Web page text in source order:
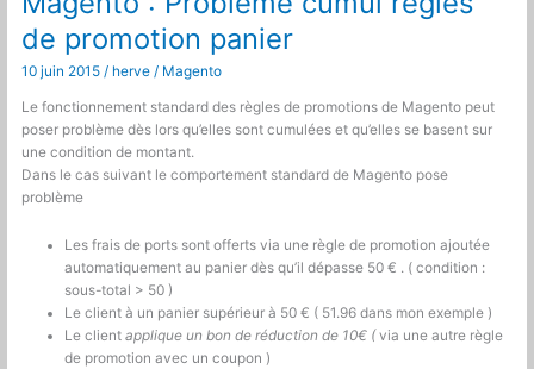
sur
les
commentaires
produits
de promotion panier
10 juin 2015/ herve/ Magento
Le fonctionnement standard des règles de promotions de Magento peut
poser problème dès lors qu’elles sont cumulées et qu’elles se basent sur
une condition de montant.
Dans le cas suivant le comportement standard de Magento pose
problème
Les frais de ports sont offerts via une règle de promotion ajoutée
automatiquement au panier dès qu’il dépasse 50 € . ( condition :
sous-total > 50 )
Le client à un panier supérieur à 50 € ( 51.96 dans mon exemple )
Le client applique un bon de réduction de 10€ (via une autre règle
de promotion avec un coupon )